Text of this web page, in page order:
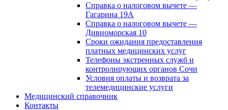
Справка о налоговом вычете —
Гагарина 19А
Справка о налоговом вычете —
Дивноморская 10
Сроки ожидания предоставления
платных медицинских услуг
Телефоны экстренных служб и
контролирующих органов Сочи
Условия оплаты и возврата за
телемедицинские услуги
Медицинский справочник
Контакты